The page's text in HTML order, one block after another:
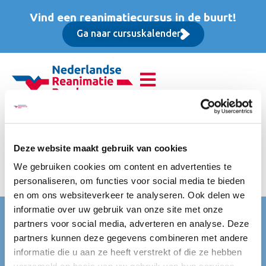
Deze website maakt gebruik van cookies
We gebruiken cookies om content en advertenties te
personaliseren, om functies voor social media te bieden
en om ons websiteverkeer te analyseren. Ook delen we
informatie over uw gebruik van onze site met onze
partners voor social media, adverteren en analyse. Deze
partners kunnen deze gegevens combineren met andere
informatie die u aan ze heeft verstrekt of die ze hebben
Vind een reanimatiecursus in de buurt!
Ga naar cursuskalender
Basis Instructeur Cursus
(BIC), Opfriscursus
prijs is excl btw
Nederlandse Reanimatie Raad (NRR)
Mercatorlaan 1200
3528 BL Utrecht